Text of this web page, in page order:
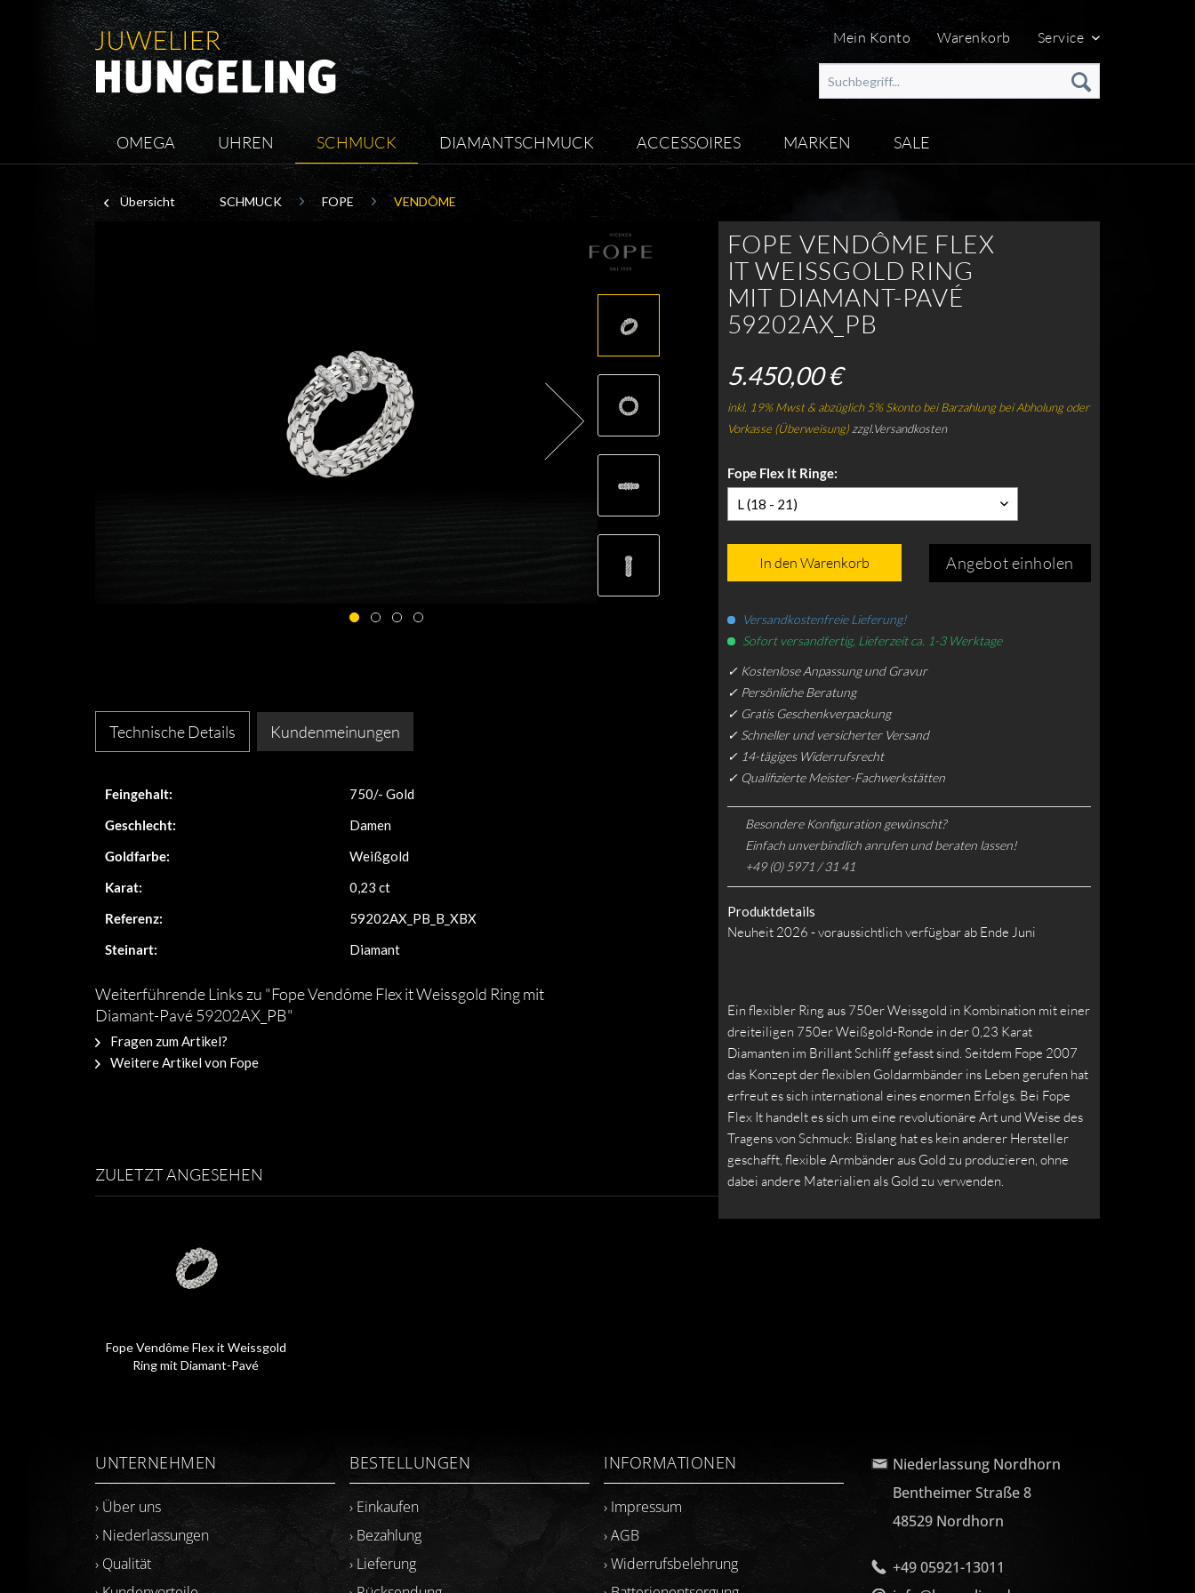
Mein Konto Warenkorb Service
OMEGA UHREN SCHMUCK DIAMANTSCHMUCK ACCESSOIRES MARKEN SALE
Übersicht SCHMUCK FOPE VENDÔME
FOPE VENDÔME FLEX
IT WEISSGOLD RING
MIT DIAMANT-PAVÉ
59202AX_PB
5.450,00 €
inkl. 19% Mwst & abzüglich 5% Skonto bei Barzahlung bei Abholung oder
Vorkasse (Überweisung)zzgl.Versandkosten
Fope Flex It Ringe:
L (18 - 21)
Angebot einholen
In den Warenkorb
Versandkostenfreie Lieferung!
Sofort versandfertig, Lieferzeit ca. 1-3 Werktage
✓ Kostenlose Anpassung und Gravur
✓ Persönliche Beratung
✓ Gratis Geschenkverpackung
✓ Schneller und versicherter Versand
✓ 14-tägiges Widerrufsrecht
✓ Qualifizierte Meister-Fachwerkstätten
Besondere Konfiguration gewünscht?
Einfach unverbindlich anrufen und beraten lassen!
+49 (0) 5971 / 31 41
Produktdetails
Neuheit 2026 - voraussichtlich verfügbar ab Ende Juni
Ein flexibler Ring aus 750er Weissgold in Kombination mit einer
dreiteiligen 750er Weißgold-Ronde in der 0,23 Karat
Diamanten im Brillant Schliff gefasst sind. Seitdem Fope 2007
das Konzept der flexiblen Goldarmbänder ins Leben gerufen hat
erfreut es sich international eines enormen Erfolgs. Bei Fope
Flex It handelt es sich um eine revolutionäre Art und Weise des
Tragens von Schmuck: Bislang hat es kein anderer Hersteller
geschafft, flexible Armbänder aus Gold zu produzieren, ohne
dabei andere Materialien als Gold zu verwenden.
Technische Details Kundenmeinungen
Feingehalt:
750/- Gold
Geschlecht:
Damen
Goldfarbe:
Weißgold
Karat:
0,23 ct
Referenz:
59202AX_PB_B_XBX
Steinart:
Diamant
Weiterführende Links zu "Fope Vendôme Flex it Weissgold Ring mit
Diamant-Pavé 59202AX_PB"
Fragen zum Artikel?
Weitere Artikel von Fope
ZULETZT ANGESEHEN
Fope Vendôme Flex it Weissgold
Ring mit Diamant-Pavé
UNTERNEHMEN
› Über uns
› Niederlassungen
› Qualität
BESTELLUNGEN
› Einkaufen
› Bezahlung
› Lieferung
INFORMATIONEN
› Impressum
› AGB
› Widerrufsbelehrung
Niederlassung Nordhorn
Bentheimer Straße 8
48529 Nordhorn
+49 05921-13011